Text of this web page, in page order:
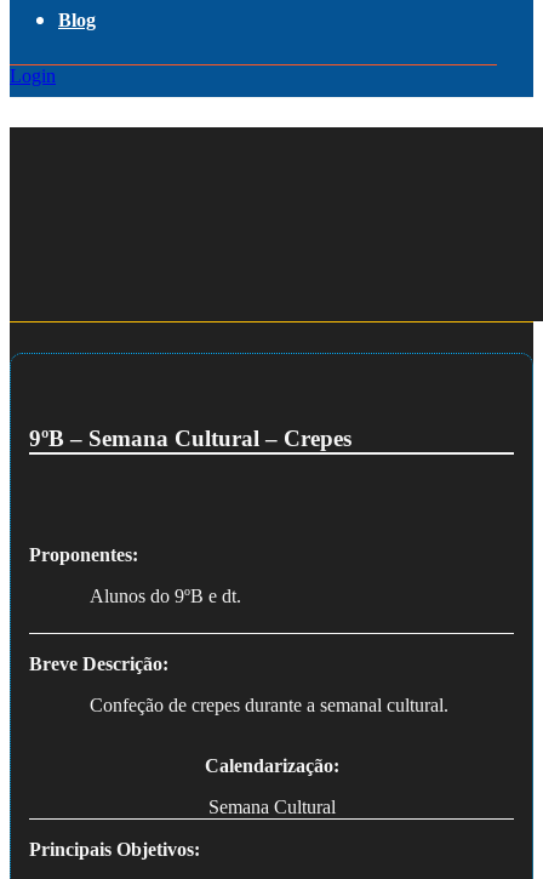
Blog
Login
9ºB – Semana Cultural – Crepes
Proponentes:
Alunos do 9ºB e dt.
Breve Descrição:
Confeção de crepes durante a semanal cultural.
Calendarização:
Semana Cultural
Principais Objetivos: